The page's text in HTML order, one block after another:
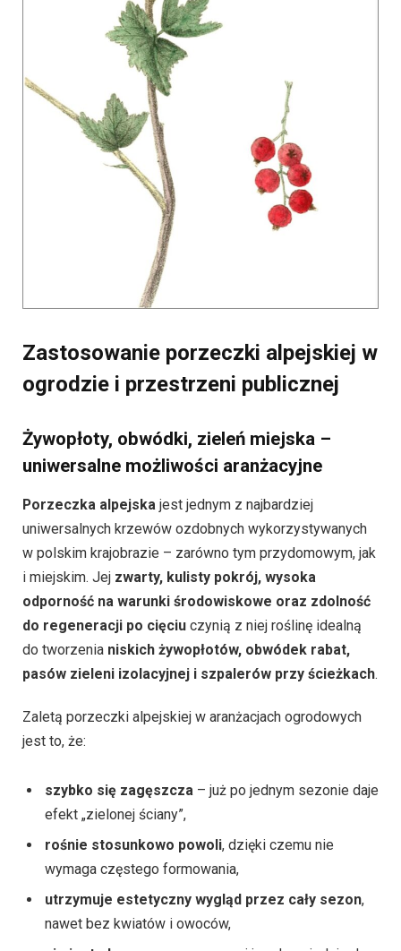
Zastosowanie porzeczki alpejskiej w
ogrodzie i przestrzeni publicznej
Żywopłoty, obwódki, zieleń miejska –
uniwersalne możliwości aranżacyjne
Porzeczka alpejska jest jednym z najbardziej
uniwersalnych krzewów ozdobnych wykorzystywanych
w polskim krajobrazie – zarówno tym przydomowym, jak
i miejskim. Jej zwarty, kulisty pokrój, wysoka
odporność na warunki środowiskowe oraz zdolność
do regeneracji po cięciu czynią z niej roślinę idealną
do tworzenia niskich żywopłotów, obwódek rabat,
pasów zieleni izolacyjnej i szpalerów przy ścieżkach.
Zaletą porzeczki alpejskiej w aranżacjach ogrodowych
jest to, że:
szybko się zagęszcza – już po jednym sezonie daje
efekt „zielonej ściany”,
rośnie stosunkowo powoli, dzięki czemu nie
wymaga częstego formowania,
utrzymuje estetyczny wygląd przez cały sezon,
nawet bez kwiatów i owoców,